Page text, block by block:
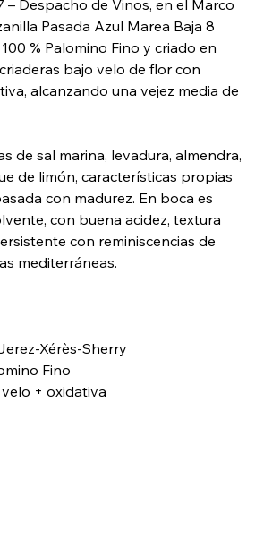
– Despacho de Vinos, en el Marco
Pasada Azul Marea Baja 8
% Palomino Fino y criado en
bajo velo de flor con
alcanzando una vejez media de
de sal marina, levadura, almendra,
de limón, características propias
con madurez. En boca es
con buena acidez, textura
con reminiscencias de
mediterráneas.
Xérès-Sherry
Fino
+ oxidativa